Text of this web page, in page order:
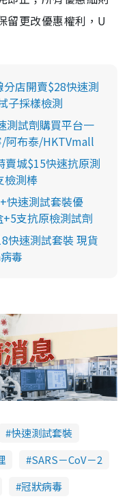
留更改優惠權利，U
分店開賣$28快速測
子採樣檢測
測試劑購買平台一
阿布泰/HKTVmall
賣城$15快速抗原測
檢測棒
快速測試套裝優
支抗原檢測試劑
快速測試套裝 現貨
毒
快速測試套裝
SARS－CoV－2
冠狀病毒